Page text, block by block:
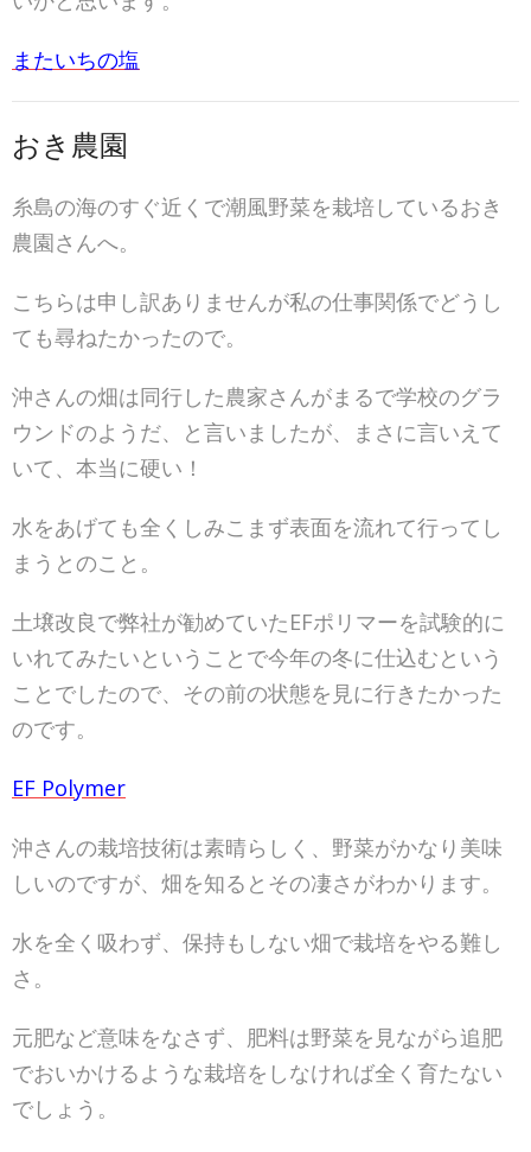
またいちの塩
おき農園
糸島の海のすぐ近くで潮風野菜を栽培しているおき
農園さんへ。
こちらは申し訳ありませんが私の仕事関係でどうし
ても尋ねたかったので。
沖さんの畑は同行した農家さんがまるで学校のグラ
ウンドのようだ、と言いましたが、まさに言いえて
いて、本当に硬い！
水をあげても全くしみこまず表面を流れて行ってし
まうとのこと。
土壌改良で弊社が勧めていたEFポリマーを試験的に
いれてみたいということで今年の冬に仕込むという
ことでしたので、その前の状態を見に行きたかった
のです。
EF Polymer
沖さんの栽培技術は素晴らしく、野菜がかなり美味
しいのですが、畑を知るとその凄さがわかります。
水を全く吸わず、保持もしない畑で栽培をやる難し
さ。
元肥など意味をなさず、肥料は野菜を見ながら追肥
でおいかけるような栽培をしなければ全く育たない
でしょう。